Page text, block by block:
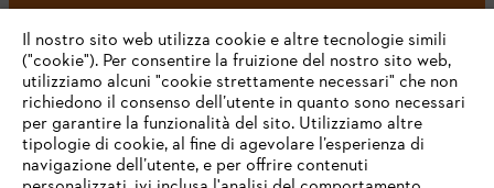
#STIHL
Il nostro sito web utilizza cookie e altre tecnologie simili
("cookie"). Per consentire la fruizione del nostro sito web,
utilizziamo alcuni "cookie strettamente necessari" che non
richiedono il consenso dell’utente in quanto sono necessari
per garantire la funzionalità del sito. Utilizziamo altre
tipologie di cookie, al fine di agevolare l’esperienza di
navigazione dell’utente, e per offrire contenuti